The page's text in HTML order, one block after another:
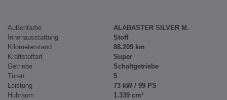
Außenfarbe
ALABASTER SILVER M.
Innenausstattung
Stoff
Kilometerstand
88.209 km
Kraftstoffart
Super
Getriebe
Schaltgetriebe
Türen
5
Leistung
73 kW / 99 PS
Hubraum
1.339 cm³